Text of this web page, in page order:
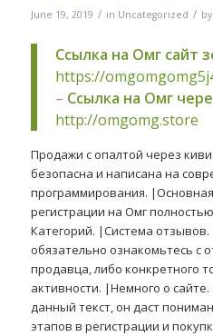
June 19, 2019 / in Uncategorized / by
Ссылка на Омг сайт
https://
– Ссылка на Омг
http://omgomg.store
Продажи с опалтой через
безопасна и написана на
программирования.
регистрации на Омг
Категорий. |Система
обязательно ознакомьтесь с
продавца, либо конкретного
активности. |Немного о
данный текст, он даст
этапов в регистрации и